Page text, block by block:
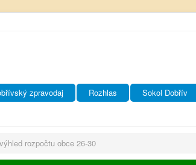
zpravodaj Rozhlas Sokol Dobřív
rozpočtu obce 26-30